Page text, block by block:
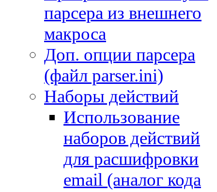
парсера из внешнего
макроса
Доп. опции парсера
(файл parser.ini)
Наборы действий
Использование
наборов действий
для расшифровки
email (аналог кода